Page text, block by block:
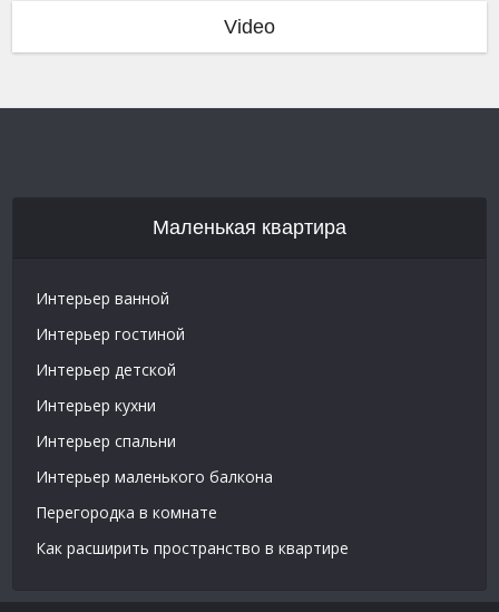
Video
Маленькая квартира
Интерьер ванной
Интерьер гостиной
Интерьер детской
Интерьер кухни
Интерьер спальни
Интерьер маленького балкона
Перегородка в комнате
Как расширить пространство в квартире